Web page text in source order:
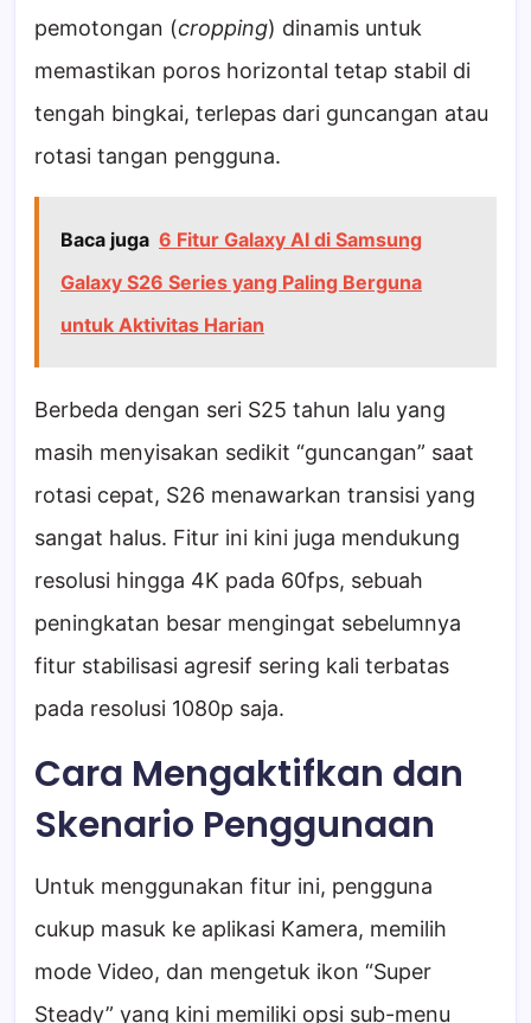
pemotongan (cropping) dinamis untuk
memastikan poros horizontal tetap stabil di
tengah bingkai, terlepas dari guncangan atau
rotasi tangan pengguna.
Baca juga 6 Fitur Galaxy AI di Samsung
Galaxy S26 Series yang Paling Berguna
untuk Aktivitas Harian
Berbeda dengan seri S25 tahun lalu yang
masih menyisakan sedikit “guncangan” saat
rotasi cepat, S26 menawarkan transisi yang
sangat halus. Fitur ini kini juga mendukung
resolusi hingga 4K pada 60fps, sebuah
peningkatan besar mengingat sebelumnya
fitur stabilisasi agresif sering kali terbatas
pada resolusi 1080p saja.
Cara Mengaktifkan dan
Skenario Penggunaan
Untuk menggunakan fitur ini, pengguna
cukup masuk ke aplikasi Kamera, memilih
mode Video, dan mengetuk ikon “Super
Steady” yang kini memiliki opsi sub-menu